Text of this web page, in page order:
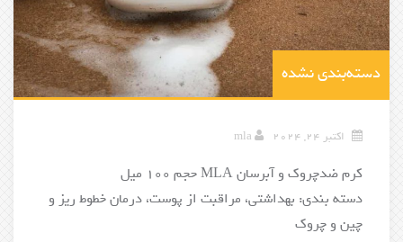
دسته‌بندی نشده
اکتبر 24, 2024 mla
کرم ضدچروک و آبرسان MLA حجم 100 میل
دسته بندی: بهداشتی، مراقبت از پوست، درمان خطوط ریز و
چین و چروک